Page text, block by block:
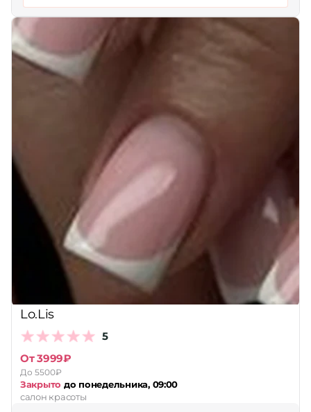
Lo.Lis
5
От 3999₽
До 5500₽
Закрыто до понедельника, 09:00
салон красоты